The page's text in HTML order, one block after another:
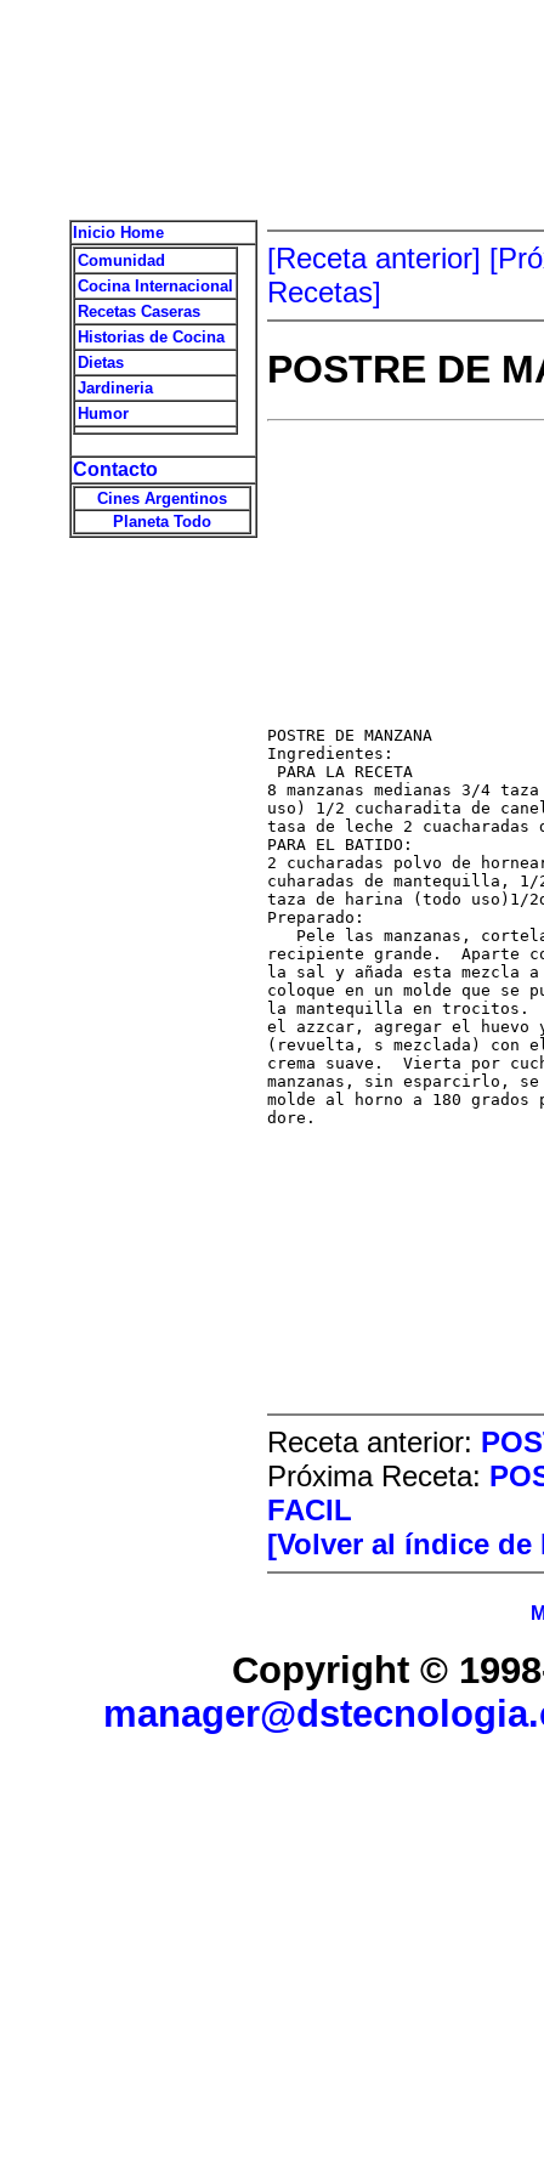
Inicio Home
Comunidad
Cocina Internacional
Recetas Caseras
Historias de Cocina
Dietas
Jardineria
Humor
Contacto
Cines Argentinos
Planeta Todo
[Receta anterior]
Recetas]
POSTRE DE
POSTRE DE MANZANA
Ingredientes:
PARA LA RECETA
8 manzanas medianas 3/4
uso) 1/2 cucharadita de
tasa de leche 2 cuacharadas
PARA EL BATIDO:
2 cucharadas polvo de
cuharadas de mantequilla,
taza de harina (todo uso)1/
Preparado:
Pele las manzanas,
recipiente grande.  Aparte
la sal y añada esta mezcla
coloque en un molde que
la mantequilla en trocitos.
el azzcar, agregar el huevo
(revuelta, s mezclada) con
crema suave.  Vierta por
manzanas, sin esparcirlo,
molde al horno a 180
dore.
Receta anterior:
Próxima Receta:
FACIL
[Volver al índice de
Copyright ©